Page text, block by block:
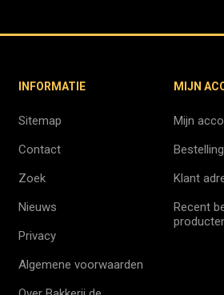
INFORMATIE
Sitemap
Contact
Zoek
Nieuws
Privacy
Algemene voorwaarden
MIJN
Mijn
Klant
Recent